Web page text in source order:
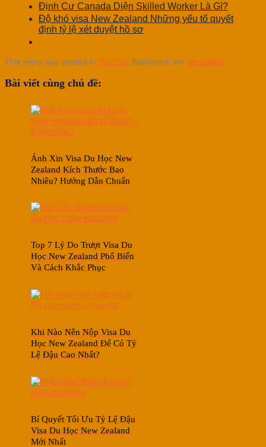
Định Cư Canada Diện Skilled Worker Là Gì?
Độ khó visa New Zealand Những yếu tố quyết
định tỷ lệ xét duyệt hồ sơ
This entry was posted in Tin Tức . Bookmark the permalink
Bài viết cùng chủ đề:
Ảnh Xin Visa Du Học New
Zealand Kích Thước Bao
Nhiêu? Hướng Dẫn Chuẩn
Top 7 Lý Do Trượt Visa Du
Học New Zealand Phổ Biến
Và Cách Khắc Phục
Khi Nào Nên Nộp Visa Du
Học New Zealand Để Có Tỷ
Lệ Đậu Cao Nhất?
Bí Quyết Tối Ưu Tỷ Lệ Đậu
Visa Du Học New Zealand
Mới Nhất